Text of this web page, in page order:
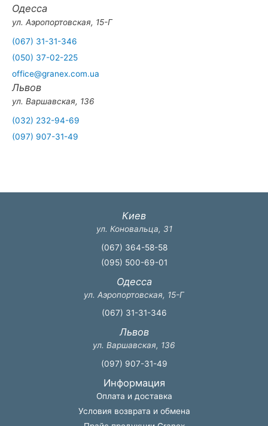
Одесса
ул. Аэропортовская, 15-Г
(067) 31-31-346
(050) 37-02-225
office@granex.com.ua
Львов
ул. Варшавская, 136
(032) 232-94-69
(097) 907-31-49
Киев
ул. Коновальца, 31
(067) 364-58-58
(095) 500-69-01
Одесса
ул. Аэропортовская, 15-Г
(067) 31-31-346
Львов
ул. Варшавская, 136
(097) 907-31-49
Информация
Оплата и доставка
Условия возврата и обмена